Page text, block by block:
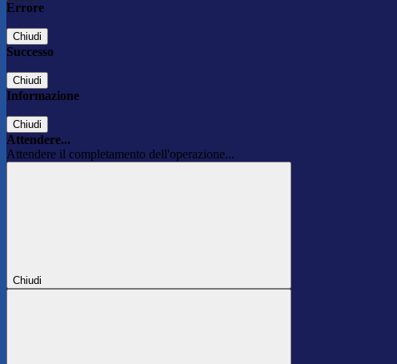
Errore
Chiudi
Successo
Chiudi
Informazione
Chiudi
Attendere...
Attendere il completamento dell'operazione...
Chiudi